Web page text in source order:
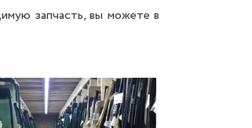
запчасть,вы можете в